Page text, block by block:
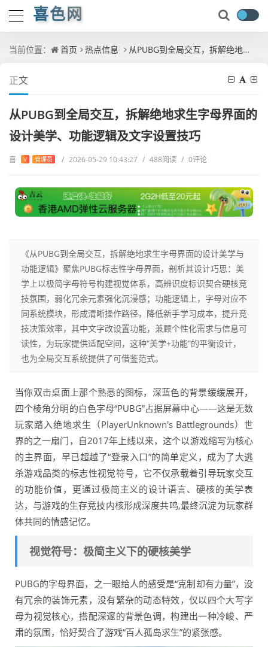
喜色网
当前位置： 首页 热点信息 从PUBG到全局交互，拆解绝地求生字母界面的设计美学、功能逻辑及文字设置技巧
正文
从PUBG到全局交互，拆解绝地求生字母界面的
设计美学、功能逻辑及文字设置技巧
喜 V 管理员 / 2026-05-29 10:43:27 / 488阅读 / 0评论
《从PUBG到全局交互，拆解绝地求生字母界面的设计美学与
功能逻辑》聚焦PUBG标志性字母界面，剖析其设计巧思：美
学上以极简字母符号构建视觉体系，高辨识度标识契合硬核竞
技氛围，弱化冗余元素强化沉浸感；功能逻辑上，字母对应不
同系统模块，形成清晰操作路径，降低新手学习成本，提升竞
技决策效率，其中文字改设置功能，兼顾个性化需求与信息可
读性，为玩家提供适配空间，这种“美学+功能”的平衡设计，
也为全局交互系统提供了可借鉴范式。
当你双击桌面上那个熟悉的图标，深蓝色的背景缓缓展开，
四个棱角分明的白色字母“PUBG”占据屏幕中心——这是无数
玩家踏入绝地求生（PlayerUnknown's Battlegrounds）世
界的之一扇门，自2017年上线以来，这个以游戏缩写为核心
的主界面，早已超越了“登录入口”的简单定义，成为了大逃
杀游戏品类的标志性视觉符号，它不仅承载着引导玩家交互
的功能价值，更通过极简主义的设计语言、硬核的美学表
达，与游戏的生存竞技内核形成深度共鸣,最终沉淀为玩家群
体共同的情感记忆。
视觉符号：极简主义下的硬核美学
PUBG的字母界面，之一眼给人的感受是“克制却有力量”，没
有冗余的装饰元素，没有繁杂的动态特效，仅以四个大写字
母为视觉核心，搭配深邃的背景色调，构建出一种冷峻、严
肃的氛围，恰好契合了游戏“百人孤岛求生”的紧张感。